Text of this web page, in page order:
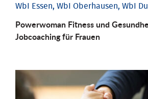
WbI Essen, WbI Oberhausen, WbI
Powerwoman Fitness und
Job­coaching für Frauen